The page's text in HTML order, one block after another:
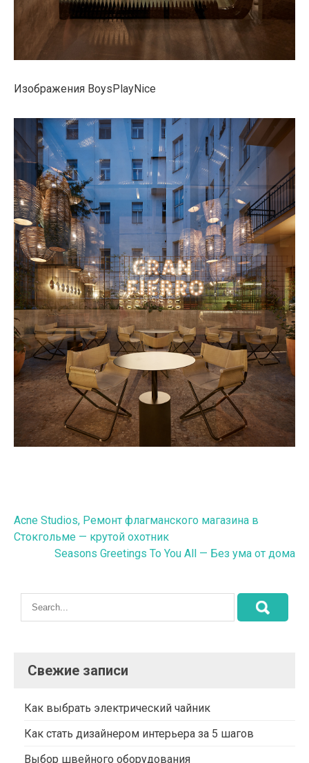
Изображения BoysPlayNice
Навигация
по
записям
Acne Studios, Ремонт флагманского магазина в
Стокгольме — крутой охотник
Seasons Greetings To You All — Без ума от дома
Свежие записи
Как выбрать электрический чайник
Как стать дизайнером интерьера за 5 шагов
Выбор швейного оборудования